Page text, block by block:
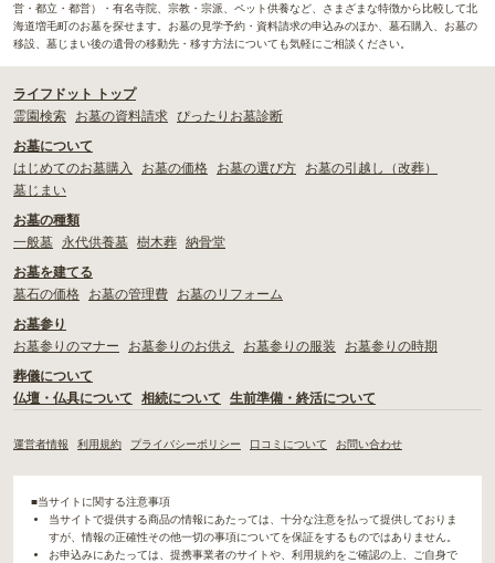
営・都立・都営）・有名寺院、宗教・宗派、ペット供養など、さまざまな特徴から比較して北
海道増毛町のお墓を探せます。お墓の見学予約・資料請求の申込みのほか、墓石購入、お墓の
移設、墓じまい後の遺骨の移動先・移す方法についても気軽にご相談ください。
ライフドット トップ
霊園検索
お墓の資料請求 ぴったりお墓診断
お墓について
はじめてのお墓購入
お墓の価格 お墓の選び方
お墓の引越し（改葬）
墓じまい
お墓の種類
一般墓
永代供養墓 樹木葬 納骨堂
お墓を建てる
墓石の価格
お墓の管理費
お墓のリフォーム
お墓参り
お墓参りのマナー
お墓参りのお供え お墓参りの服装
お墓参りの時期
葬儀について
仏壇・仏具について
相続について 生前準備・終活について
運営者情報 利用規約 プライバシーポリシー 口コミについて お問い合わせ
■当サイトに関する注意事項
当サイトで提供する商品の情報にあたっては、十分な注意を払って提供しておりま
すが、情報の正確性その他一切の事項についてを保証をするものではありません。
お申込みにあたっては、提携事業者のサイトや、利用規約をご確認の上、ご自身で